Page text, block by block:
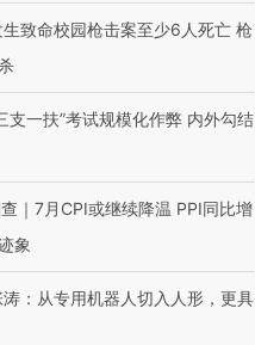
致命校园枪击案至少6人死亡 枪
支一扶”考试规模化作弊 内外勾结
｜7月CPI或继续降温 PPI同比增
象
：从专用机器人切入人形，更具